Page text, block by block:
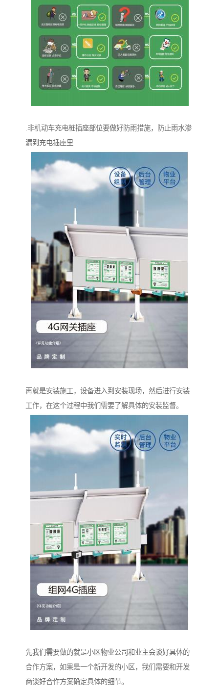
.非机动车充电桩插座部位要做好防雨措施，防止雨水渗
漏到充电插座里
再就是安装施工，设备进入到安装现场，然后进行安装
工作，在这个过程中我们需要了解具体的安装监督。
先我们需要做的就是小区物业公司和业主会谈好具体的
合作方案，如果是一个新开发的小区，我们需要和开发
商谈好合作方案确定具体的细节。